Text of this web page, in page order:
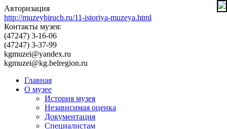
Авторизация
http://muzeybiruch.ru/11-istoriya-muzeya.html
Контакты музея:
(47247) 3-16-06
(47247) 3-37-99
kgmuzei@yandex.ru
kgmuzei@kg.belregion.ru
Главная
О музее
История музея
Независимая оценка
Документация
Специалистам